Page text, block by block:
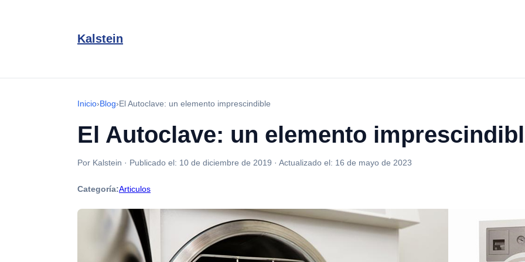
Kalstein
Inicio›Blog›El Autoclave: un elemento imprescindible
El Autoclave: un elemento
Por Kalstein · Publicado el: 10 de diciembre de 2019 · Actualizado el: 16 de mayo de 2023
Categoría:Articulos